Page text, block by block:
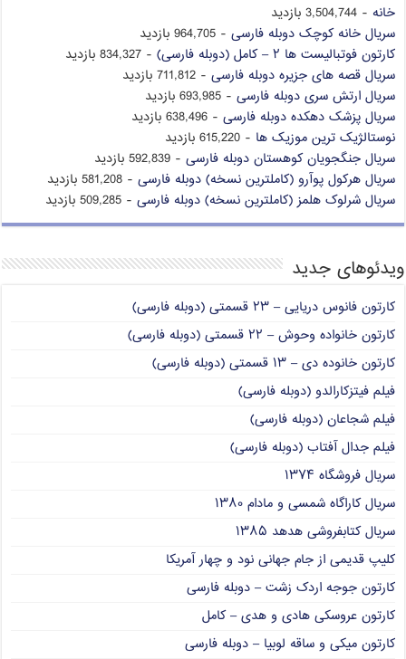
خانه - 3,504,744 بازدید
سریال خانه کوچک دوبله فارسی - 964,705 بازدید
کارتون فوتبالیست ها ۲ – کامل (دوبله فارسی)
- 834,327 بازدید
سریال قصه های جزیره دوبله فارسی - 711,812 بازدید
سریال ارتش سری دوبله فارسی - 693,985 بازدید
سریال پزشک دهکده دوبله فارسی - 638,496 بازدید
نوستالژیک ترین موزیک ها - 615,220 بازدید
سریال جنگجویان کوهستان دوبله فارسی - 592,839 بازدید
سریال هرکول پوآرو (کاملترین نسخه) دوبله فارسی - 581,208 بازدید
سریال شرلوک هلمز (کاملترین نسخه) دوبله فارسی - 509,285 بازدید
ویدئوهای جدید
کارتون فانوس دریایی – ۲۳ قسمتی (دوبله فارسی)
کارتون خانواده وحوش – ۲۲ قسمتی (دوبله فارسی)
کارتون خانوده دی – ۱۳ قسمتی (دوبله فارسی)
فیلم فیتزکارالدو (دوبله فارسی)
فیلم شجاعان (دوبله فارسی)
فیلم جدال آفتاب (دوبله فارسی)
سریال فروشگاه ۱۳۷۴
سریال کاراگاه شمسی و مادام ۱۳۸۰
سریال کتابفروشی هدهد ۱۳۸۵
کلیپ قدیمی از جام جهانی نود و چهار آمریکا
کارتون جوجه اردک زشت – دوبله فارسی
کارتون عروسکی هادی و هدی – کامل
کارتون میکی و ساقه لوبیا – دوبله فارسی